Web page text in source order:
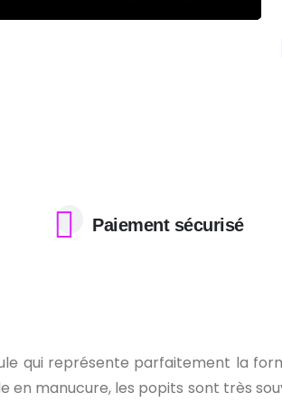
Paiement sécurisé
qui représente parfaitement la
en manucure, les popits sont très